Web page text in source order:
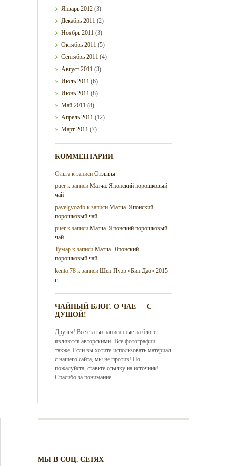
Январь2012 (3)
Декабрь2011 (2)
Ноябрь2011 (3)
Октябрь2011 (5)
Сентябрь2011 (4)
Август2011 (3)
Июль2011 (6)
Июнь2011 (8)
Май2011 (8)
Апрель2011 (12)
Март2011 (7)
КОММЕНТАРИИ
Ольга к записиОтзывы
puer к записиМатча. Японский порошковый
чай
pavelgvozdb к записиМатча. Японский
порошковый чай
puer к записиМатча. Японский порошковый
чай
Тумар к записиМатча. Японский
порошковый чай
kento.78 к записиШен Пуэр «Бин Дао» 2015
г.
ЧАЙНЫЙ БЛОГ. О ЧАЕ — С
ДУШОЙ!
Друзья! Все статьи написанные на блоге
являются авторскими. Все фотографии -
также. Если вы хотите использовать материал
с нашего сайта, мы не против! Но,
пожалуйста, ставьте ссылку на источник!
Спасибо за понимание.
МЫ В СОЦ. СЕТЯХ